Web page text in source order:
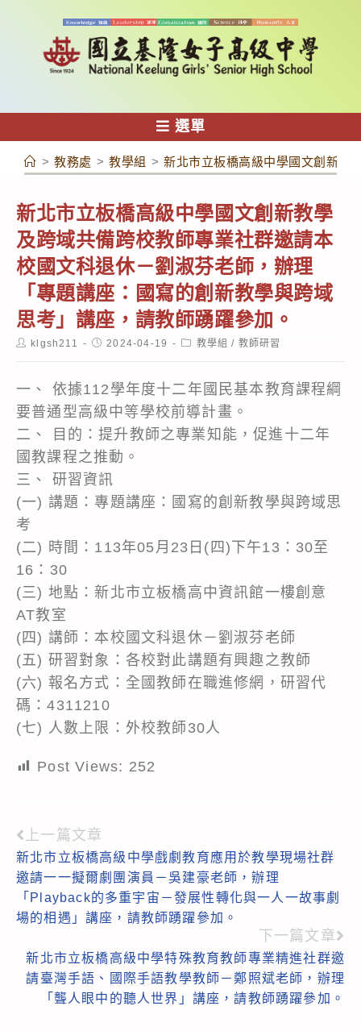
容
選單
> 教務處 > 教學組 > 新北市立板橋高級中學國文創新教
新北市立板橋高級中學國文創新教學
及跨域共備跨校教師專業社群邀請本
校國文科退休－劉淑芬老師，辦理
「專題講座：國寫的創新教學與跨域
思考」講座，請教師踴躍參加。
Postklgsh211
Post2024-04-19
Post教學組 / 教師研習
一、 依據112學年度十二年國民基本教育課程綱
要普通型高級中等學校前導計畫。
二、 目的：提升教師之專業知能，促進十二年
國教課程之推動。
三、 研習資訊
(一) 講題：專題講座：國寫的創新教學與跨域思
考
(二) 時間：113年05月23日(四)下午13：30至
16：30
(三) 地點：新北市立板橋高中資訊館一樓創意
AT教室
(四) 講師：本校國文科退休－劉淑芬老師
(五) 研習對象：各校對此講題有興趣之教師
(六) 報名方式：全國教師在職進修網，研習代
碼：4311210
(七) 人數上限：外校教師30人
Post Views: 252
Read
more
articles
上一篇文章
新北市立板橋高級中學戲劇教育應用於教學現場社群
邀請一一擬爾劇團演員－吳建豪老師，辦理
「Playback的多重宇宙－發展性轉化與一人一故事劇
場的相遇」講座，請教師踴躍參加。
下一篇文章
新北市立板橋高級中學特殊教育教師專業精進社群邀
請臺灣手語、國際手語教學教師－鄭照斌老師，辦理
「聾人眼中的聽人世界」講座，請教師踴躍參加。